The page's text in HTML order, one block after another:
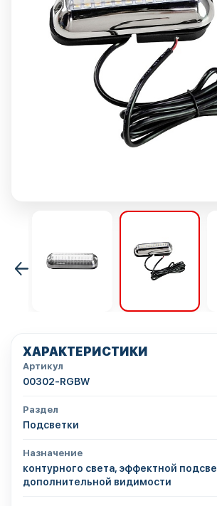
ХАРАКТЕРИСТИКИ
Артикул
00302-RGBW
Раздел
Подсветки
Назначение
контурного света, эффектной
дополнительной видимости